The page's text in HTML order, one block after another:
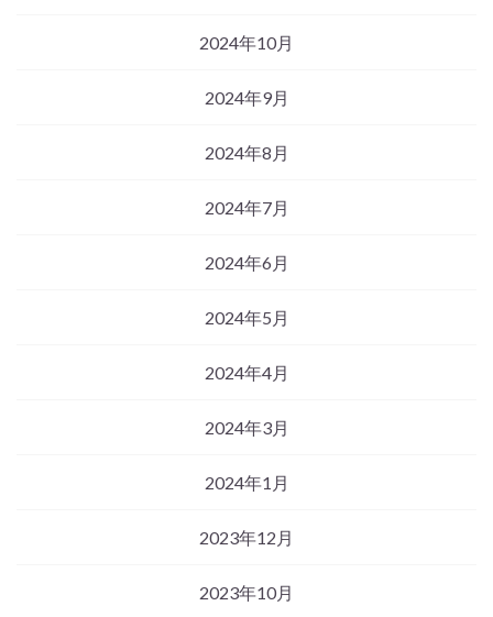
2024年10月
2024年9月
2024年8月
2024年7月
2024年6月
2024年5月
2024年4月
2024年3月
2024年1月
2023年12月
2023年10月